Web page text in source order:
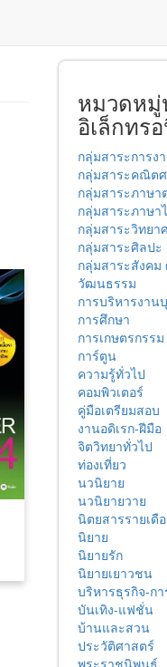
หมวดหมู่
อิเล็กทร
กลุ่มสาระการง
กลุ่มสาระคณิต
กลุ่มสาระภาษา
กลุ่มสาระภาษา
กลุ่มสาระวิทยา
กลุ่มสาระศิลปะ
กลุ่มสาระสังคม
วัฒนธรรม
การบริหารงาน
การศึกษา
การเกษตรกรรม
การ์ตูน
ความรู้ทั่วไป
คอมพิวเตอร์
คู่มือเตรียมสอบ
งานอดิเรก-ฝีมือ
จิตวิทยาทั่วไป
ท่องเที่ยว
นวนิยาย
นวนิยายวาย
นิตยสารรายเดื
นิยาย
นิยายรัก
นิยายเยาวชน
บริหารธุรกิจ-กา
บันเทิง-แฟชั่น
บ้านและสวน
ประวัติศาสตร์
พระราชนิพนธ์